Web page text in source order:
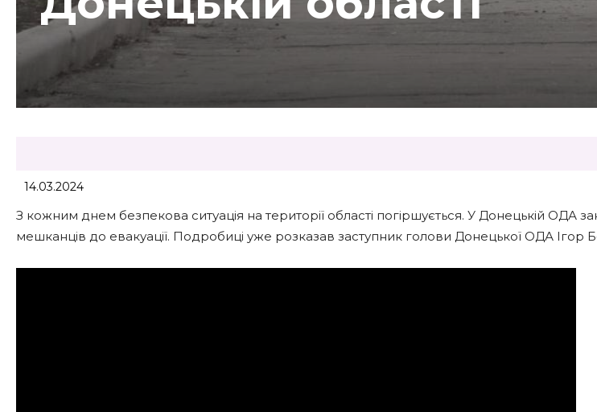
14.03.2024
З кожним днем безпекова ситуація на території області погіршується. У Донецькій ОДА
мешканців до евакуації. Подробиці уже розказав заступник голови Донецької ОДА Ігор